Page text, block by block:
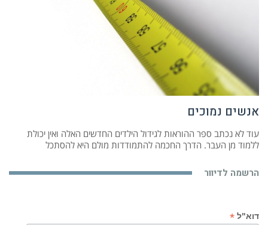
אנשים נמוכים
עוד לא נכתב ספר ההוראות לגידול הילדים החדשים האלה ואין יכולת
ללמוד מן העבר. הדרך החכמה להתמודדות מולם היא להסתכל
הרשמה לדיוור
דוא"ל *